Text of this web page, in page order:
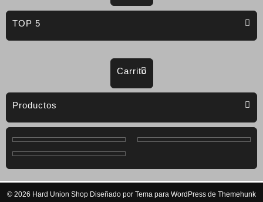
TOP 5
Carrito
Productos
© 2026 Hard Union Shop Diseñado por Tema para WordPress de Themehunk